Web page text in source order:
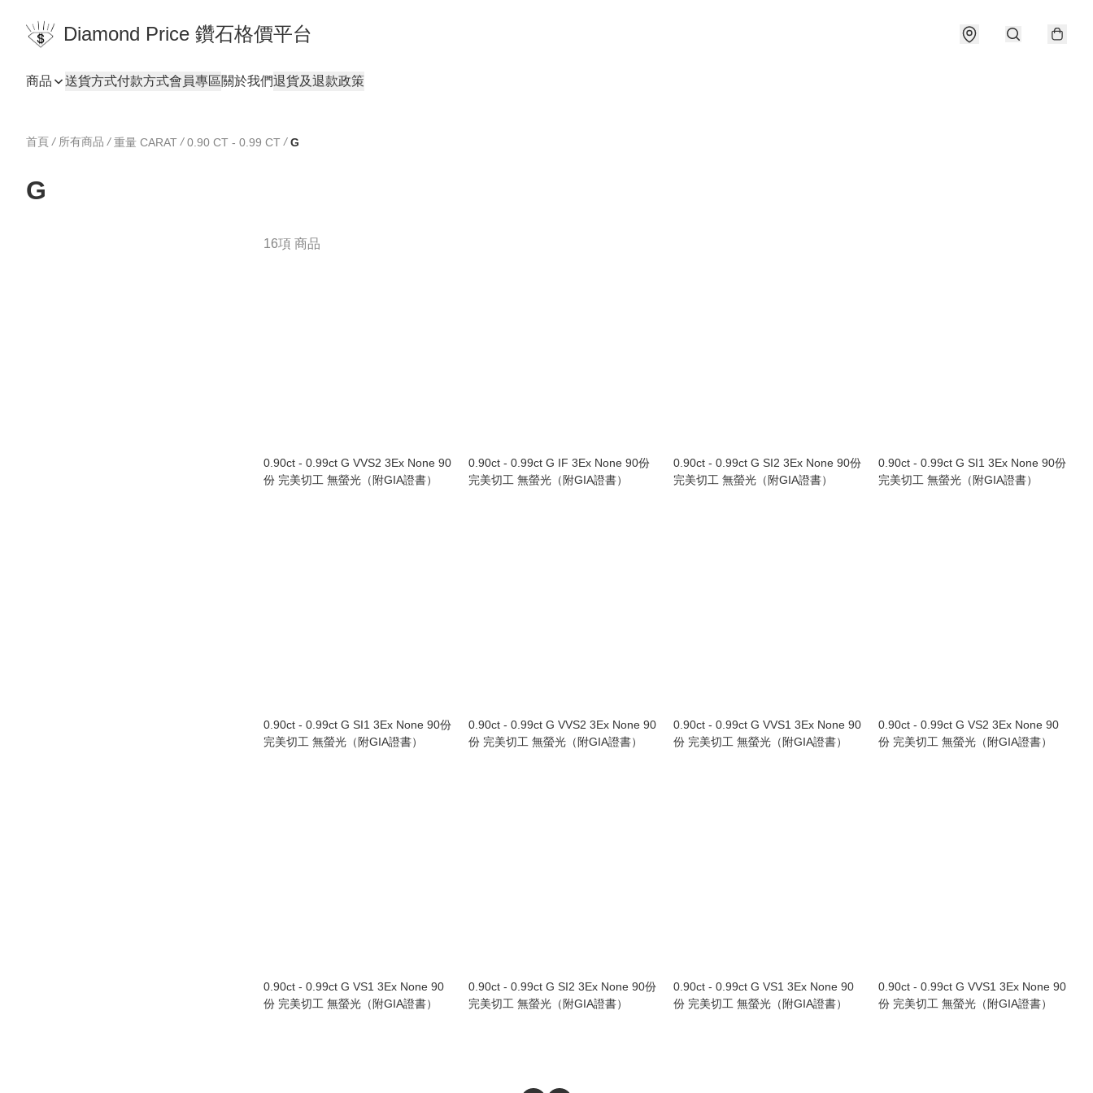
Diamond Price 鑽石格價平台
商品 送貨方式付款方式會員專區關於我們退貨及退款政策
首頁 / 所有商品 / 重量 CARAT / 0.90 CT - 0.99 CT / G
G
16項 商品
0.90ct - 0.99ct G VVS2 3Ex None 90
份 完美切工 無螢光（附GIA證書）
0.90ct - 0.99ct G IF 3Ex None 90份
完美切工 無螢光（附GIA證書）
0.90ct - 0.99ct G SI2 3Ex None 90份
完美切工 無螢光（附GIA證書）
0.90ct - 0.99ct G SI1 3Ex None 90份
完美切工 無螢光（附GIA證書）
0.90ct - 0.99ct G SI1 3Ex None 90份
完美切工 無螢光（附GIA證書）
0.90ct - 0.99ct G VVS2 3Ex None 90
份 完美切工 無螢光（附GIA證書）
0.90ct - 0.99ct G VVS1 3Ex None 90
份 完美切工 無螢光（附GIA證書）
0.90ct - 0.99ct G VS2 3Ex None 90
份 完美切工 無螢光（附GIA證書）
0.90ct - 0.99ct G VS1 3Ex None 90
份 完美切工 無螢光（附GIA證書）
0.90ct - 0.99ct G SI2 3Ex None 90份
完美切工 無螢光（附GIA證書）
0.90ct - 0.99ct G VS1 3Ex None 90
份 完美切工 無螢光（附GIA證書）
0.90ct - 0.99ct G VVS1 3Ex None 90
份 完美切工 無螢光（附GIA證書）